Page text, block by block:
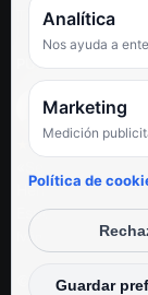
TikTok
PUNTUACIÓN DE
★★★★★
Hemos
Espectacular,
Iván Rodríguez
© Electrodirecto
Analítica
Nos ayuda a
Marketing
Medición
Política de
Guardar